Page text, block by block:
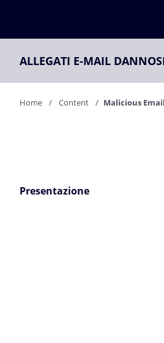
ALLEGATI E-MAIL
Home Content Malicious
Presentazione